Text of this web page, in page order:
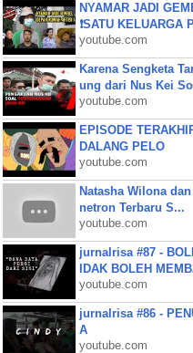
NYAMAR JADI
❗SATU KELUARGA
youtube.com
Karena Sengketa
ung dari Nus Kei
youtube.com
EPISODE
DALANG PELO
youtube.com
Natasha Wilona
netron Terbaru S...
youtube.com
jurnalrisa #87 -
IDAK BOLEH
youtube.com
jurnalrisa #86 -
A
youtube.com